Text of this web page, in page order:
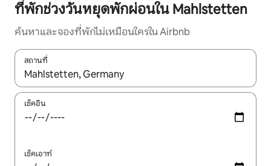
ที่พักช่วงวันหยุดพักผ่อนใน Mahlstetten
ค้นหาและจองที่พักไม่เหมือนใครใน Airbnb
สถานที่
ใช้ลูกศรขึ้นลง หรือใช้การสัมผัสหรือปัด เพื่อสำรวจผลการค้นหา
เช็คอิน
เช็คเอาท์